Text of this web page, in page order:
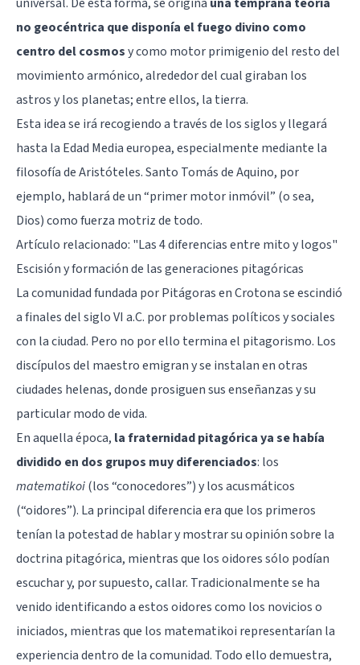
no geocéntrica que disponía el fuego divino como
centro del cosmosy como motor primigenio del resto del
movimiento armónico, alrededor del cual giraban los
astros y los planetas; entre ellos, la tierra.
Esta idea se irá recogiendo a través de los siglos y llegará
hasta la Edad Media europea, especialmente mediante la
filosofía de Aristóteles. Santo Tomás de Aquino, por
ejemplo, hablará de un “primer motor inmóvil” (o sea,
Dios) como fuerza motriz de todo.
Artículo relacionado: "Las 4 diferencias entre mito y logos"
Escisión y formación de las generaciones pitagóricas
La comunidad fundada por Pitágoras en Crotona se escindió
a finales del siglo VI a.C. por problemas políticos y sociales
con la ciudad. Pero no por ello termina el pitagorismo. Los
discípulos del maestro emigran y se instalan en otras
ciudades helenas, donde prosiguen sus enseñanzas y su
particular modo de vida.
En aquella época, la fraternidad pitagórica ya se había
dividido en dos grupos muy diferenciados: los
matematikoi(los “conocedores”) y los acusmáticos
(“oidores”). La principal diferencia era que los primeros
tenían la potestad de hablar y mostrar su opinión sobre la
doctrina pitagórica, mientras que los oidores sólo podían
escuchar y, por supuesto, callar. Tradicionalmente se ha
venido identificando a estos oidores como los novicios o
iniciados, mientras que los matematikoi representarían la
experiencia dentro de la comunidad. Todo ello demuestra,